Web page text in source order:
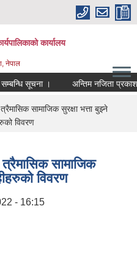
कार्यालय
नेपाल
सूचना । अन्तिम नजिता प्रकाशन
सामाजिक सुरक्षा भत्ता बुझ्ने
विवरण
सामाजिक
विवरण
- 16:15